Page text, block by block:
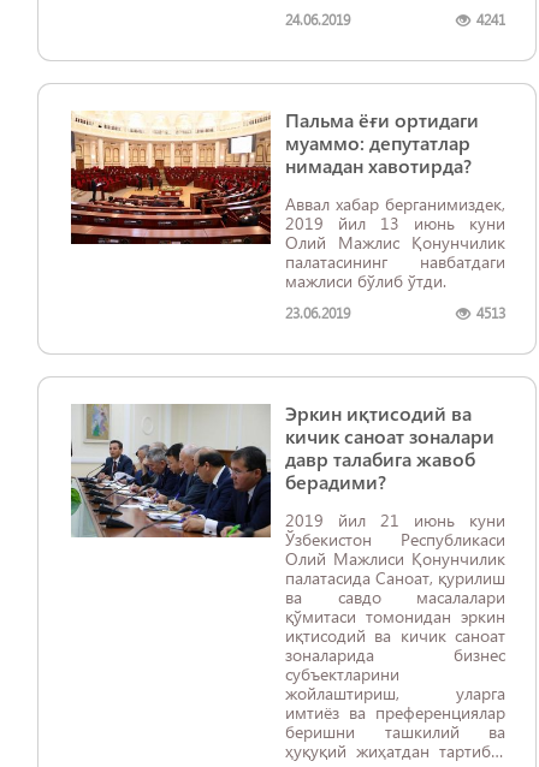
24.06.2019 4241
Пальма ёғи ортидаги
муаммо: депутатлар
нимадан хавотирда?
Аввал хабар берганимиздек,
2019 йил 13 июнь куни
Олий Мажлис Қонунчилик
палатасининг навбатдаги
мажлиси бўлиб ўтди.
23.06.2019 4513
Эркин иқтисодий ва
кичик саноат зоналари
давр талабига жавоб
берадими?
2019 йил 21 июнь куни
Ўзбекистон Республикаси
Олий Мажлиси Қонунчилик
палатасида Саноат, қурилиш
ва савдо масалалари
қўмитаси томонидан эркин
иқтисодий ва кичик саноат
зоналарида бизнес
субъектларини
жойлаштириш, уларга
имтиёз ва преференциялар
беришни ташкилий ва
ҳуқуқий жиҳатдан тартибга